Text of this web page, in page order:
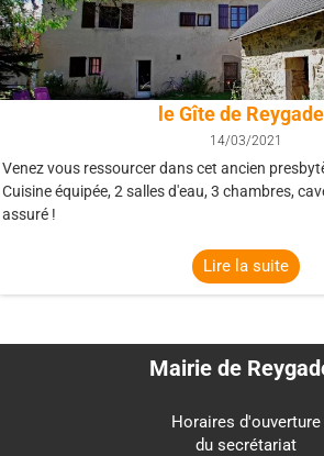
le Gîte de
14/03/2021
Venez vous ressourcer dans cet ancien
Cuisine équipée, 2 salles d'eau, 3 chambres,
assuré !
Lire la suite
Mairie de
Horaires d'ouverture
du secrétariat